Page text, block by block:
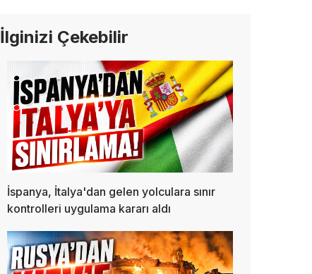
İlginizi Çekebilir
İspanya, İtalya'dan gelen yolculara sınır
kontrolleri uygulama kararı aldı